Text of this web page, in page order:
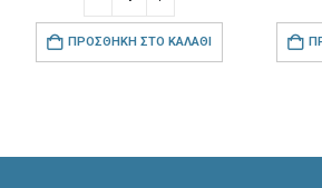
ΠΡΟΣΘΉΚΗ ΣΤΟ ΚΑΛΆΘΙ